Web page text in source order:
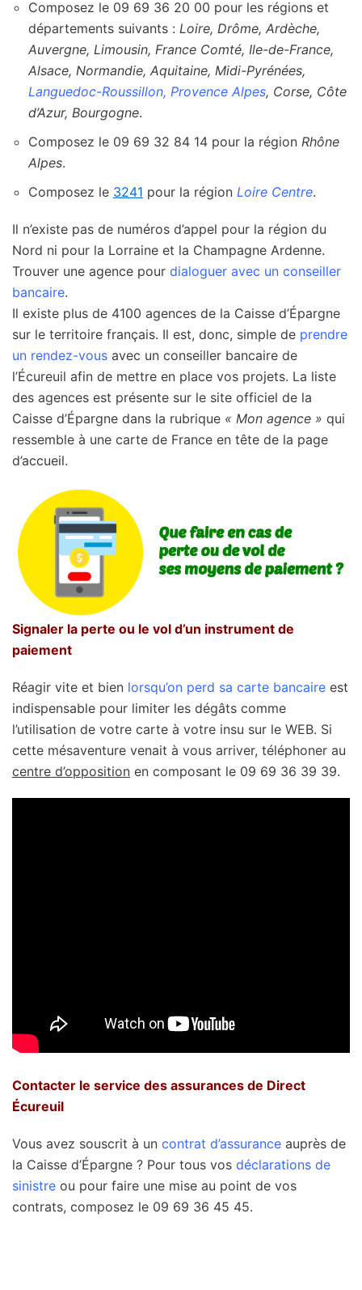
Composez le 09 69 36 20 00 pour les régions et
départements suivants : Loire, Drôme, Ardèche,
Auvergne, Limousin, France Comté, Ile-de-France,
Alsace, Normandie, Aquitaine, Midi-Pyrénées,
Languedoc-Roussillon, Provence Alpes, Corse, Côte
d’Azur, Bourgogne.
Composez le 09 69 32 84 14 pour la région Rhône
Alpes.
Composez le 3241 pour la région Loire Centre.
Il n’existe pas de numéros d’appel pour la région du
Nord ni pour la Lorraine et la Champagne Ardenne.
Trouver une agence pour dialoguer avec un conseiller
bancaire.
Il existe plus de 4100 agences de la Caisse d’Épargne
sur le territoire français. Il est, donc, simple de prendre
un rendez-vous avec un conseiller bancaire de
l’Écureuil afin de mettre en place vos projets. La liste
des agences est présente sur le site officiel de la
Caisse d’Épargne dans la rubrique « Mon agence » qui
ressemble à une carte de France en tête de la page
d’accueil.
Signaler la perte ou le vol d’un instrument de
paiement
Réagir vite et bien lorsqu’on perd sa carte bancaire est
indispensable pour limiter les dégâts comme
l’utilisation de votre carte à votre insu sur le WEB. Si
cette mésaventure venait à vous arriver, téléphoner au
centre d’opposition en composant le 09 69 36 39 39.
Contacter le service des assurances de Direct
Écureuil
Vous avez souscrit à un contrat d’assurance auprès de
la Caisse d’Épargne ? Pour tous vos déclarations de
sinistre ou pour faire une mise au point de vos
contrats, composez le 09 69 36 45 45.